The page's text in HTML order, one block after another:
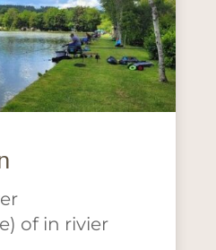
of in rivier